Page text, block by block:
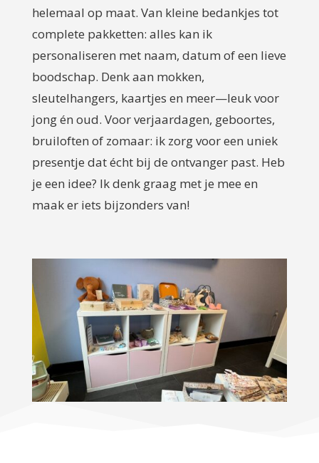
helemaal op maat. Van kleine bedankjes tot
complete pakketten: alles kan ik
personaliseren met naam, datum of een lieve
boodschap. Denk aan mokken,
sleutelhangers, kaartjes en meer—leuk voor
jong én oud. Voor verjaardagen, geboortes,
bruiloften of zomaar: ik zorg voor een uniek
presentje dat écht bij de ontvanger past. Heb
je een idee? Ik denk graag met je mee en
maak er iets bijzonders van!